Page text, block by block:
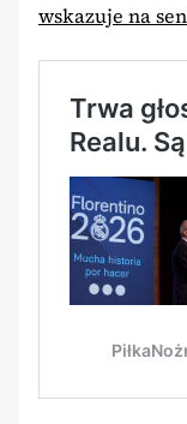
wskazuje na